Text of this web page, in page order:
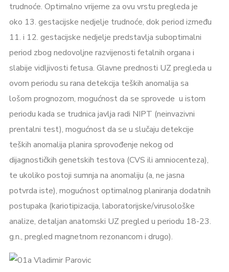
trudnoće. Optimalno vrijeme za ovu vrstu pregleda je
oko 13. gestacijske nedjelje trudnoće, dok period između
11. i 12. gestacijske nedjelje predstavlja suboptimalni
period zbog nedovoljne razvijenosti fetalnih organa i
slabije vidljivosti fetusa. Glavne prednosti UZ pregleda u
ovom periodu su rana detekcija teških anomalija sa
lošom prognozom, mogućnost da se sprovede u istom
periodu kada se trudnica javlja radi NIPT (neinvazivni
prentalni test), mogućnost da se u slučaju detekcije
teških anomalija planira sprovođenje nekog od
dijagnostičkih genetskih testova (CVS ili amniocenteza),
te ukoliko postoji sumnja na anomaliju (a, ne jasna
potvrda iste), mogućnost optimalnog planiranja dodatnih
postupaka (kariotipizacija, laboratorijske/virusološke
analize, detaljan anatomski UZ pregled u periodu 18-23.
g.n., pregled magnetnom rezonancom i drugo).